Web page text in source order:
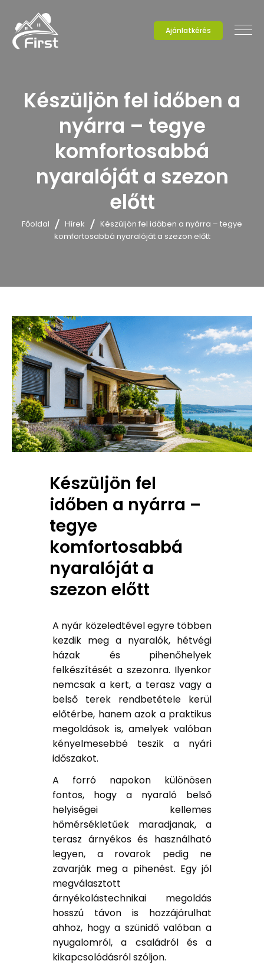
Ajánlatkérés
Készüljön fel időben a
nyárra – tegye
komfortosabbá
nyaralóját a szezon
előtt
Főoldal Hírek
Készüljön fel időben a nyárra – tegye
komfortosabbá nyaralóját a szezon előtt
Készüljön fel
időben a nyárra –
tegye
komfortosabbá
nyaralóját a
szezon előtt
A nyár közeledtével egyre többen
kezdik meg a nyaralók, hétvégi
házak és pihenőhelyek
felkészítését a szezonra. Ilyenkor
nemcsak a kert, a terasz vagy a
belső terek rendbetétele kerül
előtérbe, hanem azok a praktikus
megoldások is, amelyek valóban
kényelmesebbé teszik a nyári
időszakot.
A forró napokon különösen
fontos, hogy a nyaraló belső
helyiségei kellemes
hőmérsékletűek maradjanak, a
terasz árnyékos és használható
legyen, a rovarok pedig ne
zavarják meg a pihenést. Egy jól
megválasztott
árnyékolástechnikai megoldás
hosszú távon is hozzájárulhat
ahhoz, hogy a szünidő valóban a
nyugalomról, a családról és a
kikapcsolódásról szóljon.